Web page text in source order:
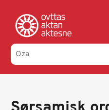
main
content